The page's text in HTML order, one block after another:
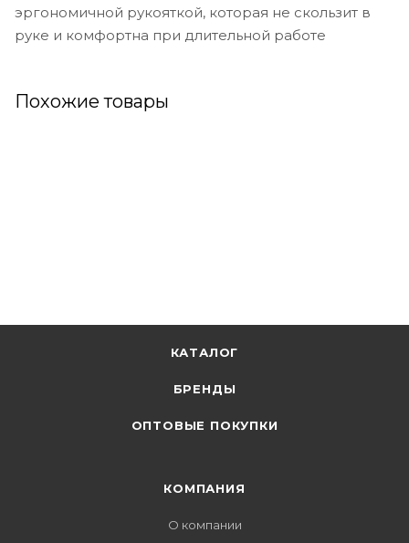
эргономичной рукояткой, которая не скользит в
руке и комфортна при длительной работе
Похожие товары
КАТАЛОГ
БРЕНДЫ
ОПТОВЫЕ ПОКУПКИ
КОМПАНИЯ
О компании